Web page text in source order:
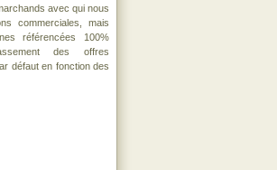
avec qui nous
commerciales, mais
référencées 100%
des offres
défaut en fonction des